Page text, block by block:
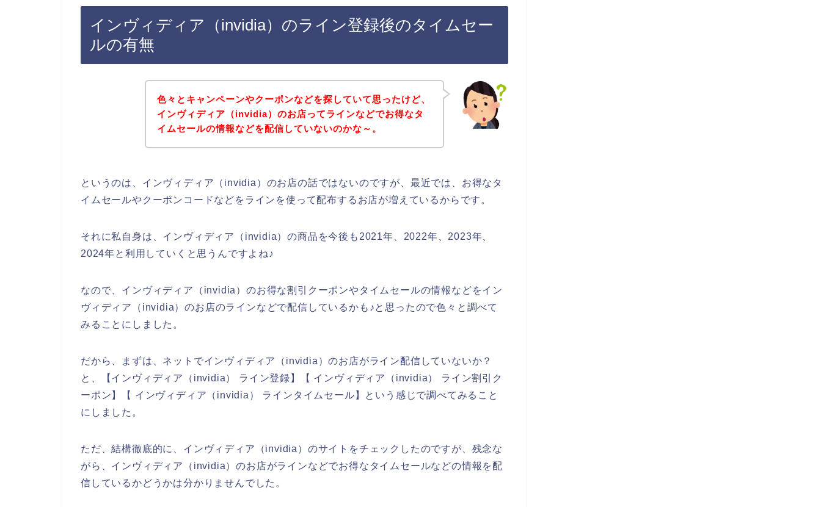
インヴィディア（invidia）のライン登録後のタイムセー
ルの有無
色々とキャンペーンやクーポンなどを探していて思ったけど、
インヴィディア（invidia）のお店ってラインなどでお得なタ
イムセールの情報などを配信していないのかな～。
というのは、インヴィディア（invidia）のお店の話ではないのですが、最近では、お得なタ
イムセールやクーポンコードなどをラインを使って配布するお店が増えているからです。
それに私自身は、インヴィディア（invidia）の商品を今後も2021年、2022年、2023年、
2024年と利用していくと思うんですよね♪
なので、インヴィディア（invidia）のお得な割引クーポンやタイムセールの情報などをイン
ヴィディア（invidia）のお店のラインなどで配信しているかも♪と思ったので色々と調べて
みることにしました。
だから、まずは、ネットでインヴィディア（invidia）のお店がライン配信していないか？
と、【インヴィディア（invidia） ライン登録】【 インヴィディア（invidia） ライン割引ク
ーポン】【 インヴィディア（invidia） ラインタイムセール】という感じで調べてみること
にしました。
ただ、結構徹底的に、インヴィディア（invidia）のサイトをチェックしたのですが、残念な
がら、インヴィディア（invidia）のお店がラインなどでお得なタイムセールなどの情報を配
信しているかどうかは分かりませんでした。